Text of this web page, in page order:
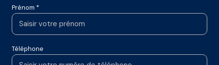
Prénom *
Téléphone